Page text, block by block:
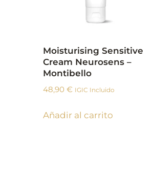
Moisturising Sensitive
Cream Neurosens –
Montibello
48,90 € IGIC Incluido
Añadir al carrito